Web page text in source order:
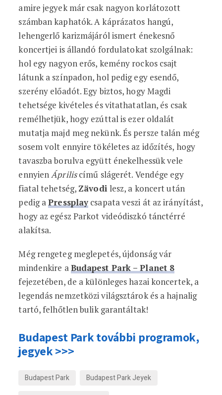
amire jegyek már csak nagyon korlátozott
számban kaphatók. A káprázatos hangú,
lehengerlő karizmájáról ismert énekesnő
koncertjei is állandó fordulatokat szolgálnak:
hol egy nagyon erős, kemény rockos csajt
látunk a színpadon, hol pedig egy esendő,
szerény előadót. Egy biztos, hogy Magdi
tehetsége kivételes és vitathatatlan, és csak
remélhetjük, hogy ezúttal is ezer oldalát
mutatja majd meg nekünk. És persze talán még
sosem volt ennyire tökéletes az időzítés, hogy
tavaszba borulva együtt énekelhessük vele
ennyienÁpriliscímű slágerét. Vendége egy
fiatal tehetség, Zävodi lesz, a koncert után
pedig aPressplaycsapata veszi át az irányítást,
hogy az egész Parkot videódiszkó tánctérré
alakítsa.
Még rengeteg meglepetés, újdonság vár
mindenkire aBudapest Park – Planet 8
fejezetében, de a különleges hazai koncertek, a
legendás nemzetközi világsztárok és a hajnalig
tartó, felhőtlen bulik garantáltak!
Budapest Park további programok,
jegyek >>>
Budapest Park
Budapest Park Jeyek